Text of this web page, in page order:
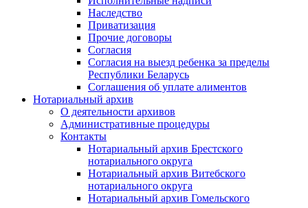
Наследство
Приватизация
Прочие договоры
Согласия
Согласия на выезд ребенка за пределы
Республики Беларусь
Соглашения об уплате алиментов
Нотариальный архив
О деятельности архивов
Административные процедуры
Контакты
Нотариальный архив Брестского
нотариального округа
Нотариальный архив Витебского
нотариального округа
Нотариальный архив Гомельского